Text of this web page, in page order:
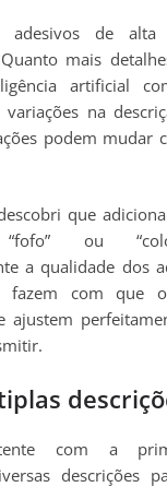
adesivos de
mais
artificial
variações na
podem mudar
que
“fofo” ou
a qualidade dos
fazem com que
ajustem
com a
descrições